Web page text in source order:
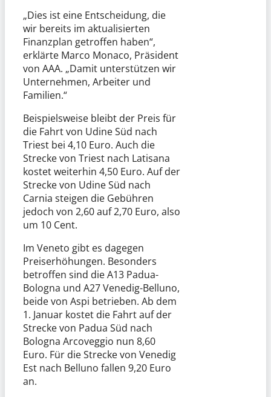
„Dies ist eine Entscheidung, die
wir bereits im aktualisierten
Finanzplan getroffen haben“,
erklärte Marco Monaco, Präsident
von AAA. „Damit unterstützen wir
Unternehmen, Arbeiter und
Familien.“
Beispielsweise bleibt der Preis für
die Fahrt von Udine Süd nach
Triest bei 4,10 Euro. Auch die
Strecke von Triest nach Latisana
kostet weiterhin 4,50 Euro. Auf der
Strecke von Udine Süd nach
Carnia steigen die Gebühren
jedoch von 2,60 auf 2,70 Euro, also
um 10 Cent.
Im Veneto gibt es dagegen
Preiserhöhungen. Besonders
betroffen sind die A13 Padua-
Bologna und A27 Venedig-Belluno,
beide von Aspi betrieben. Ab dem
1. Januar kostet die Fahrt auf der
Strecke von Padua Süd nach
Bologna Arcoveggio nun 8,60
Euro. Für die Strecke von Venedig
Est nach Belluno fallen 9,20 Euro
an.